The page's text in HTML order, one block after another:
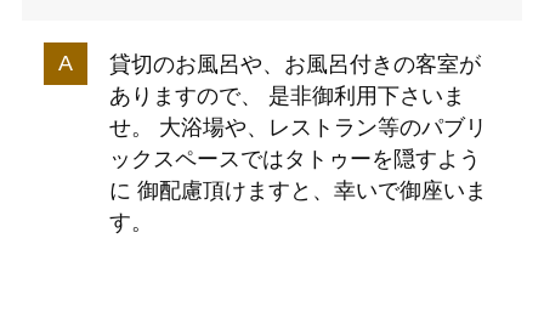
貸切のお風呂や、お風呂付きの客室が
ありますので、 是非御利用下さいま
せ。 大浴場や、レストラン等のパブリ
ックスペースではタトゥーを隠すよう
に 御配慮頂けますと、幸いで御座いま
す。